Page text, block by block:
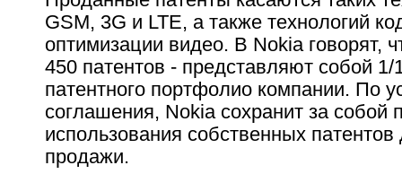
GSM, 3G и LTE, а также технологий
оптимизации видео. В Nokia говорят,
450 патентов - представляют собой 1/
патентного портфолио компании. По
соглашения, Nokia сохранит за собой
использования собственных
продажи.